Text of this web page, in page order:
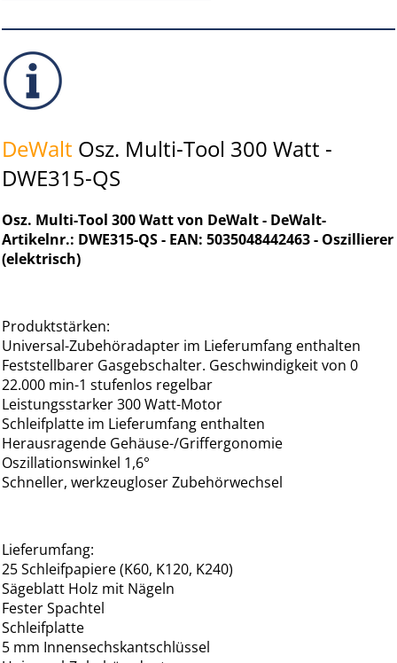
DeWalt Osz. Multi-Tool 300 Watt -
DWE315-QS
Osz. Multi-Tool 300 Watt von DeWalt - DeWalt-
Artikelnr.: DWE315-QS - EAN: 5035048442463 - Oszillierer
(elektrisch)
Produktstärken:
Universal-Zubehöradapter im Lieferumfang enthalten
Feststellbarer Gasgebschalter. Geschwindigkeit von 0
22.000 min-1 stufenlos regelbar
Leistungsstarker 300 Watt-Motor
Schleifplatte im Lieferumfang enthalten
Herausragende Gehäuse-/Griffergonomie
Oszillationswinkel 1,6°
Schneller, werkzeugloser Zubehörwechsel
Lieferumfang:
25 Schleifpapiere (K60, K120, K240)
Sägeblatt Holz mit Nägeln
Fester Spachtel
Schleifplatte
5 mm Innensechskantschlüssel